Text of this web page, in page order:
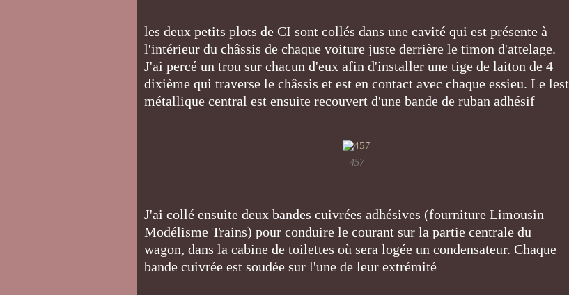
les deux petits plots de CI sont collés dans une cavité qui est présente à
l'intérieur du châssis de chaque voiture juste derrière le timon d'attelage.
J'ai percé un trou sur chacun d'eux afin d'installer une tige de laiton de 4
dixième qui traverse le châssis et est en contact avec chaque essieu. Le lest
métallique central est ensuite recouvert d'une bande de ruban adhésif
457
J'ai collé ensuite deux bandes cuivrées adhésives (fourniture Limousin
Modélisme Trains) pour conduire le courant sur la partie centrale du
wagon, dans la cabine de toilettes où sera logée un condensateur. Chaque
bande cuivrée est soudée sur l'une de leur extrémité